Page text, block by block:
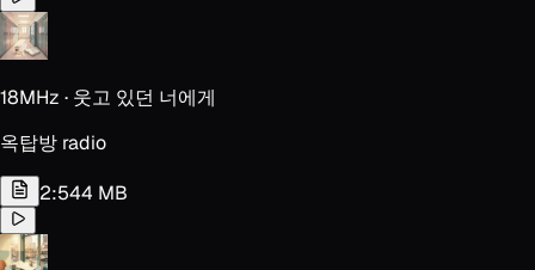
18MHz · 웃고 있던 너에게
옥탑방 radio
2:544 MB